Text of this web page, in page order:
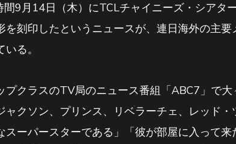
間9月14日（木）にTCLチャイニーズ・シアタ
を刻印したというニュースが、連日海外の主
る。
プクラスのTV局のニュース番組「ABC7」で
ャクソン、プリンス、リベラーチェ、レッド
スーパースターである」「彼が部屋に入って